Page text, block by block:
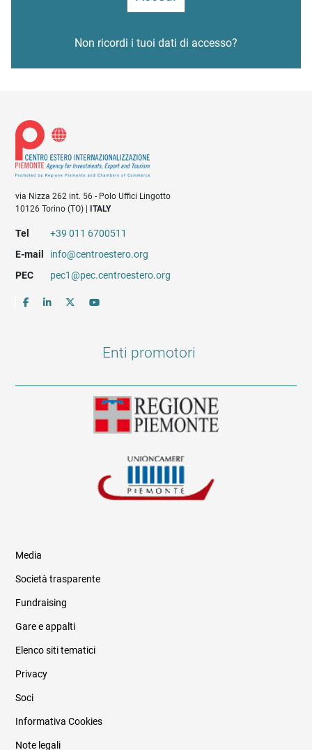
Non ricordi i tuoi dati di accesso?
via Nizza 262 int. 56 - Polo Uffici Lingotto
10126 Torino (TO) |
ITALY
Tel
+39 011 6700511
E-mail
info@centroestero.org
PEC
pec1@pec.centroestero.org
Enti promotori
Informazioni legali e trasparenza
Media
Società trasparente
Fundraising
Gare e appalti
Elenco siti tematici
Privacy
Soci
Informativa Cookies
Note legali